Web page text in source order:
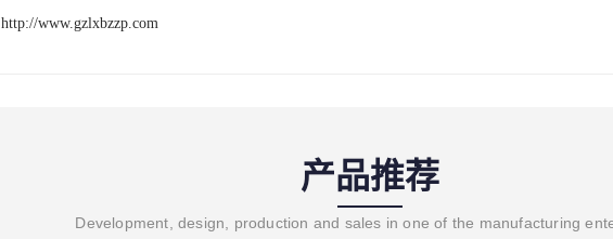
http://www.gzlxbzzp.com
产品推荐
Development, design, production and sales in one of the manufacturing